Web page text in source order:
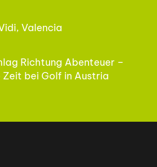
Valencia
Richtung Abenteuer –
Zeit bei Golf in Austria